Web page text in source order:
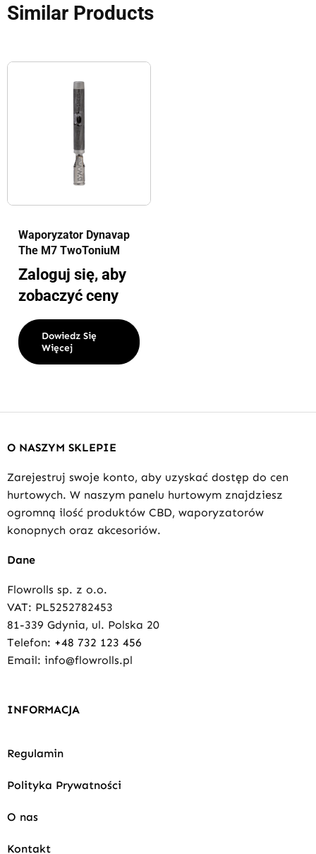
Similar Products
Waporyzator Dynavap
The M7 TwoToniuM
Zaloguj się, aby
zobaczyć ceny
Dowiedz Się
Więcej
O NASZYM SKLEPIE
Zarejestruj swoje konto, aby uzyskać dostęp do cen
hurtowych. W naszym panelu hurtowym znajdziesz
ogromną ilość produktów CBD, waporyzatorów
konopnych oraz akcesoriów.
Dane
Flowrolls sp. z o.o.
VAT: PL5252782453
81-339 Gdynia, ul. Polska 20
Telefon: +48 732 123 456
Email: info@flowrolls.pl
INFORMACJA
Regulamin
Polityka Prywatności
O nas
Kontakt